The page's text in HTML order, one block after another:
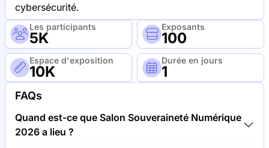
cybersécurité.
Les participants
5K
Exposants
100
Espace d'exposition
10K
Durée en jours
1
FAQs
Quand est-ce que Salon Souveraineté Numérique
2026 a lieu ?